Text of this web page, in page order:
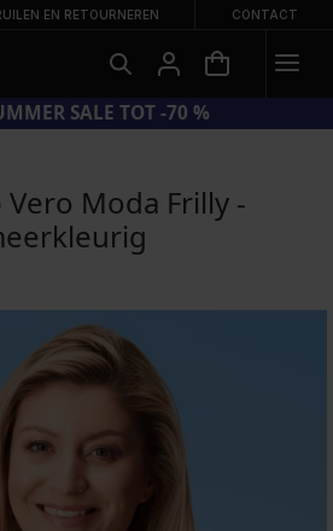
EN RETOURNEREN CONTACT
= BH'S -20%
Moda Frilly -